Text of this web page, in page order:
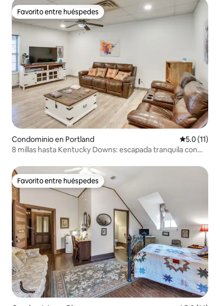
Favorito entre huéspedes
Favorito entre huéspedes
Condominio en Portland Calificación
5.0 (11)
8 millas hasta Kentucky Downs: escapada tranquila con
Favorito entre huéspedes
Favorito entre huéspedes